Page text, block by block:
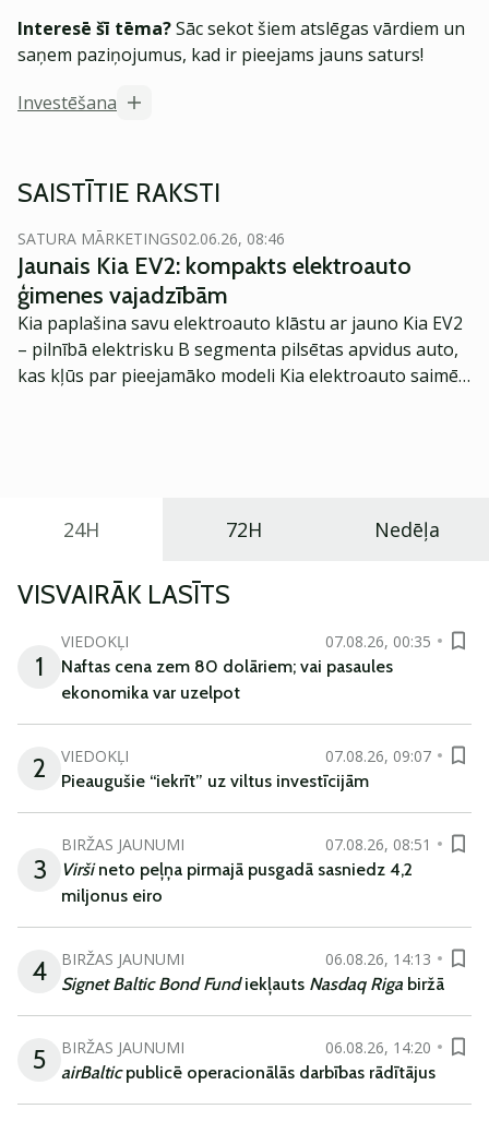
Interesē šī tēma?Sāc sekot šiem atslēgas vārdiem un
saņem paziņojumus, kad ir pieejams jauns saturs!
Investēšana
SAISTĪTIE RAKSTI
SATURA MĀRKETINGS02.06.26, 08:46
Jaunais Kia EV2: kompakts elektroauto
ģimenes vajadzībām
Kia paplašina savu elektroauto klāstu ar jauno Kia EV2
– pilnībā elektrisku B segmenta pilsētas apvidus auto,
kas kļūs par pieejamāko modeli Kia elektroauto saimē
24H 72H Nedēļa
VISVAIRĀK LASĪTS
1
VIEDOKĻI
07.08.26, 00:35
Naftas cena zem 80 dolāriem; vai pasaules
ekonomika var uzelpot
2 VIEDOKĻI
07.08.26, 09:07
Pieaugušie “iekrīt” uz viltus investīcijām
3
BIRŽAS JAUNUMI
07.08.26, 08:51
Viršineto peļņa pirmajā pusgadā sasniedz 4,2
miljonus eiro
4 BIRŽAS JAUNUMI
06.08.26, 14:13
Signet Baltic Bond Fundiekļauts Nasdaq Riga biržā
5 BIRŽAS JAUNUMI
06.08.26, 14:20
airBalticpublicē operacionālās darbības rādītājus